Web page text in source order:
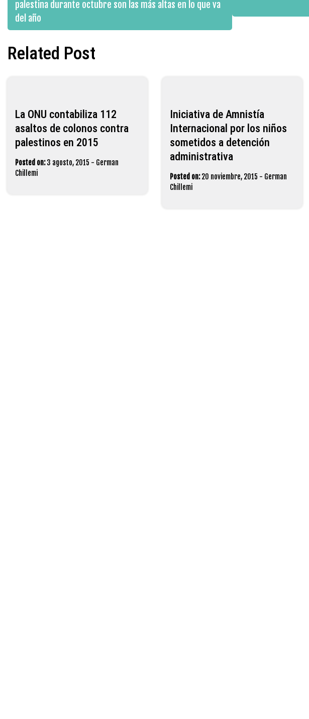
de
entradas
palestina durante octubre son las más altas en lo que va
del año
Related Post
La ONU contabiliza 112
asaltos de colonos contra
‪palestinos‬ en 2015
Posted on: 3 agosto, 2015 - German
Chillemi
Iniciativa de Amnistía
Internacional por los niños
sometidos a detención
administrativa
Posted on: 20 noviembre, 2015 - German
Chillemi